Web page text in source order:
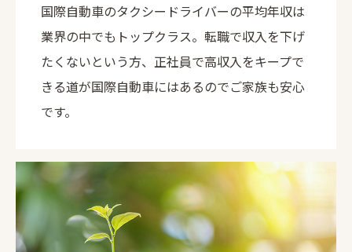
国際自動車のタクシードライバーの平均年収は
業界の中でもトップクラス。転職で収入を下げ
たくないという方、正社員で高収入をキープで
きる道が国際自動車にはあるのでご家族も安心
です。